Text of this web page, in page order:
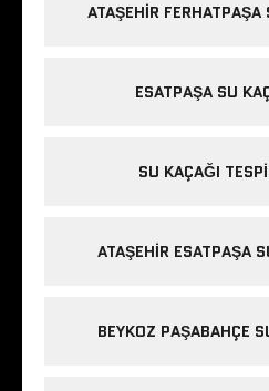
ATAŞEHIR
ESATPAŞA SU
SU KAÇAĞI
ATAŞEHIR ESATPAŞA
BEYKOZ PAŞABAHÇE